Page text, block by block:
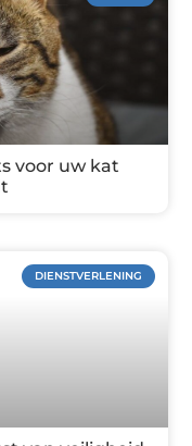
voor uw kat
DIENSTVERLENING